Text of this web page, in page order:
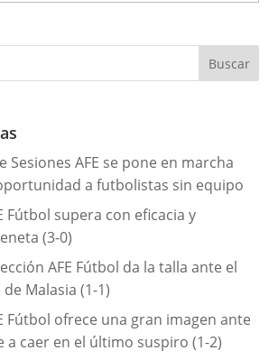
Sesiones AFE se pone en marcha
a futbolistas sin equipo
Fútbol supera con eficacia y
(3-0)
AFE Fútbol da la talla ante el
Malasia (1-1)
Fútbol ofrece una gran imagen ante
a caer en el último suspiro (1-2)